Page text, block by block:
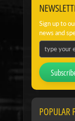
Sign up to
news and
POPULAR